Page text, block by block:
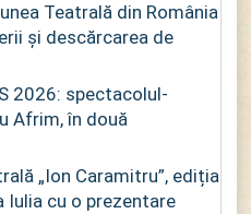
Teatrală din România
și descărcarea de
2026: spectacolul-
Afrim, în două
„Ion Caramitru”, ediția
Iulia cu o prezentare